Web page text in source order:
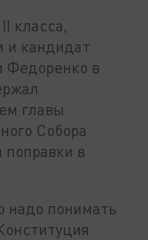
класса,
и кандидат
Федоренко в
главы
Собора
в
надо понимать